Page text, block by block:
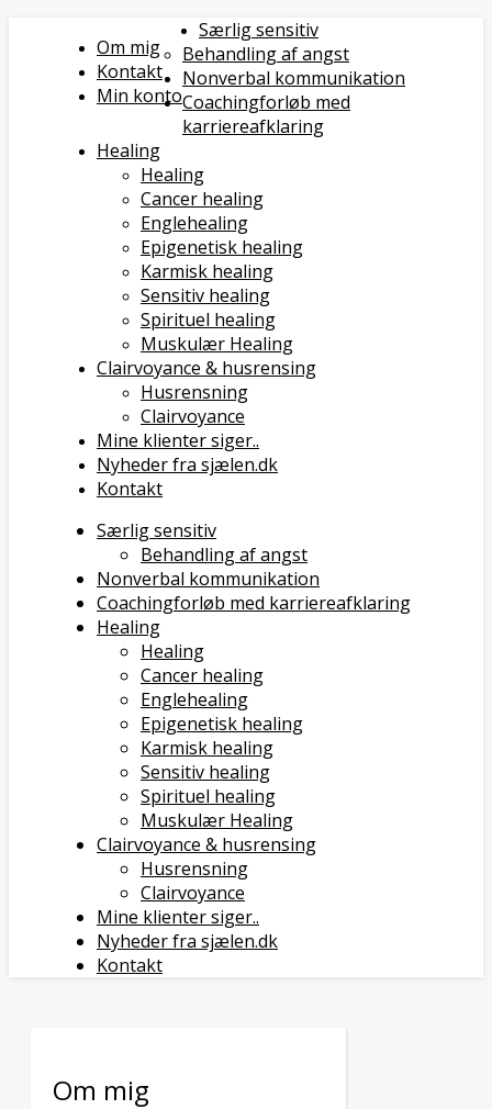
Om mig
Kontakt
Min konto
Særlig sensitiv
Behandling af angst
Nonverbal kommunikation
Coachingforløb med
karriereafklaring
Healing
Healing
Cancer healing
Englehealing
Epigenetisk healing
Karmisk healing
Sensitiv healing
Spirituel healing
Muskulær Healing
Clairvoyance & husrensing
Husrensning
Clairvoyance
Mine klienter siger..
Nyheder fra sjælen.dk
Kontakt
Særlig sensitiv
Behandling af angst
Nonverbal kommunikation
Coachingforløb med karriereafklaring
Healing
Healing
Cancer healing
Englehealing
Epigenetisk healing
Karmisk healing
Sensitiv healing
Spirituel healing
Muskulær Healing
Clairvoyance & husrensing
Husrensning
Clairvoyance
Mine klienter siger..
Nyheder fra sjælen.dk
Kontakt
Om mig